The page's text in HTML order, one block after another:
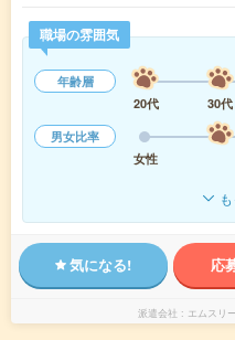
職場の雰囲気
年齢層
20代
30代
男女比率
女性
気になる! 応
派遣会社 エムスリ